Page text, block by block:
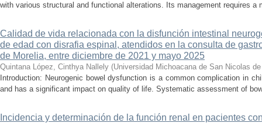
with various structural and functional alterations. Its management requires a
Calidad de vida relacionada con la disfunción intestinal
de edad con disrafia espinal, atendidos en la consulta de
de Morelia, entre diciembre de 2021 y mayo 2025
Quintana López, Cinthya Nallely (Universidad Michoacana de San Nicolas
Introduction: Neurogenic bowel dysfunction is a common complication in
and has a significant impact on quality of life. Systematic assessment of
Incidencia y determinación de la función renal en pacientes